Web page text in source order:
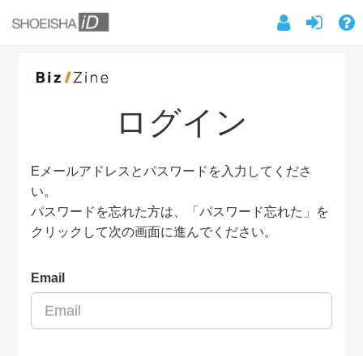
ログイン
Eメールアドレスとパスワードを入力してくださ
い。
パスワードを忘れた方は、「パスワード忘れた」を
クリックして次の画面に進んでください。
Email